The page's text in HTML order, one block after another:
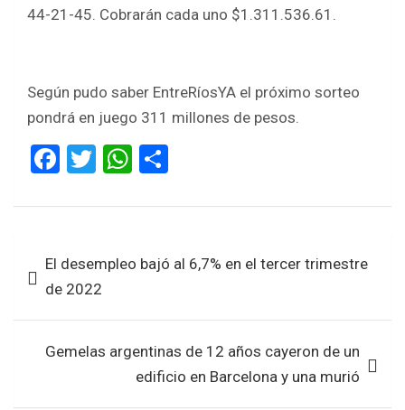
44-21-45. Cobrarán cada uno $1.311.536.61.
Según pudo saber EntreRíosYA el próximo sorteo
pondrá en juego 311 millones de pesos.
F
ce
o
o
k
T
tt
W
at
A
p
ar
de El desempleo bajó al 6,7% en el tercer trimestre
de 2022
Gemelas argentinas de 12 años cayeron de un
edificio en Barcelona y una murió